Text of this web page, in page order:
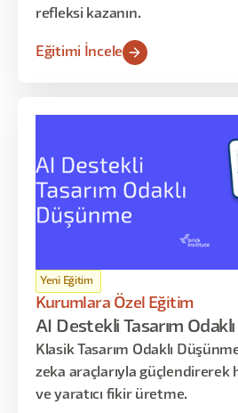
refleksi kazanın.
Eğitimi İncele
Yeni Eğitim
Kurumlara Özel Eğitim
AI Destekli Tasarım
Klasik Tasarım Odaklı
zeka araçlarıyla güçlendirerek
ve yaratıcı fikir üretme.